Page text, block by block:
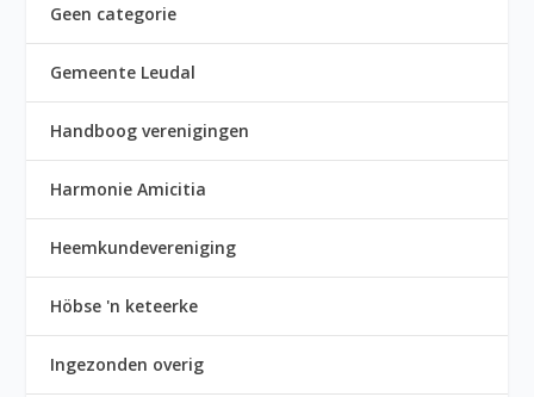
Geen categorie
Gemeente Leudal
Handboog verenigingen
Harmonie Amicitia
Heemkundevereniging
Höbse 'n keteerke
Ingezonden overig